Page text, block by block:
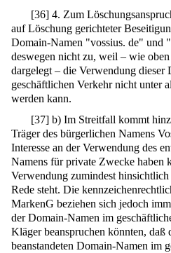
[36] 4. Zum
auf Löschung gerichteter
Domain-Namen "vossius. de" und
deswegen nicht zu, weil – wie
dargelegt – die Verwendung dieser
geschäftlichen Verkehr nicht unter
werden kann.
[37] b) Im Streitfall kommt
Träger des bürgerlichen Namens
Interesse an der Verwendung des
Namens für private Zwecke haben
Verwendung zumindest
Rede steht. Die
MarkenG beziehen sich jedoch
der Domain-Namen im
Kläger beanspruchen könnten, daß
beanstandeten Domain-Namen im